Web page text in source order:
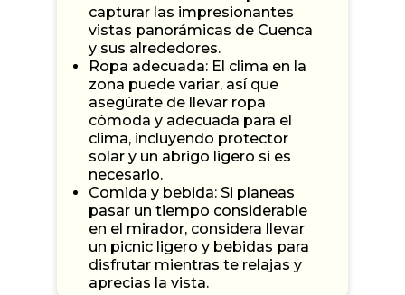
capturar las impresionantes
vistas panorámicas de Cuenca
y sus alrededores.
Ropa adecuada: El clima en la
zona puede variar, así que
asegúrate de llevar ropa
cómoda y adecuada para el
clima, incluyendo protector
solar y un abrigo ligero si es
necesario.
Comida y bebida: Si planeas
pasar un tiempo considerable
en el mirador, considera llevar
un picnic ligero y bebidas para
disfrutar mientras te relajas y
aprecias la vista.